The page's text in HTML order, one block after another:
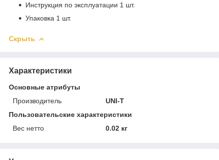
Инструкция по эксплуатации 1 шт.
Упаковка 1 шт.
Скрыть
Характеристики
Основные атрибуты
Производитель
UNI-T
Пользовательские характеристики
Вес нетто
0.02 кг